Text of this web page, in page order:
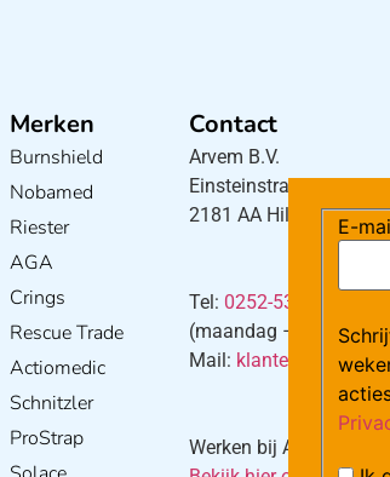
Merken
Burnshield
Nobamed
Riester
AGA
Crings
Rescue Trade
Actiomedic
Schnitzler
ProStrap
Contact
Arvem B.V.
Einsteinstraat 5
2181 AA Hillegom
Tel: 0252-533256
(maandag –
Mail:
Werken bij Arvem?
E-